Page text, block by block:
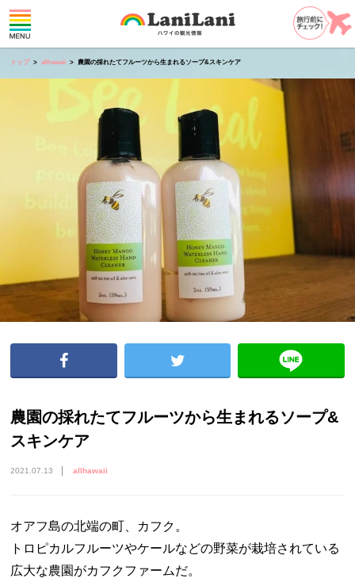
トップ allhawaii 農園の採れたてフルーツから生まれるソープ&スキンケア
農園の採れたてフルーツから生まれるソープ&
スキンケア
2021.07.13 allhawaii
オアフ島の北端の町、カフク。
トロピカルフルーツやケールなどの野菜が栽培されている
広大な農園がカフクファームだ。